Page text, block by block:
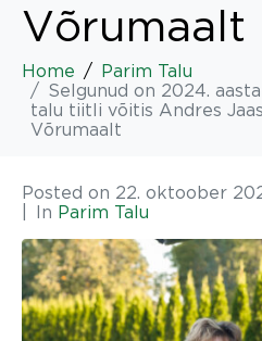
Võrumaalt
Home
Parim Talu
Selgunud on 2024.
talu tiitli võitis Andres
Võrumaalt
Posted on 22. oktoober
In Parim Talu